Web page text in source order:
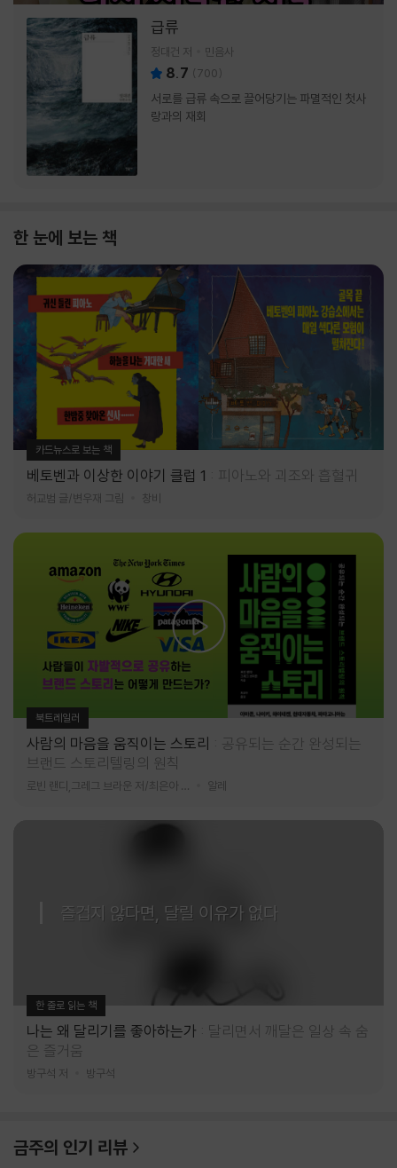
급류
정대건 저 민음사
8.7 (700)
서로를 급류 속으로 끌어당기는 파멸적인 첫사
랑과의 재회
한 눈에 보는 책
카드뉴스로 보는 책
베토벤과 이상한 이야기 클럽 1 피아노와 괴조와 흡혈귀
허교범 글/변우재 그림 창비
북트레일러
사람의 마음을 움직이는 스토리
공유되는 순간 완성되는
브랜드 스토리텔링의 원칙
알레
즐겁지 않다면, 달릴 이유가 없다
한 줄로 읽는 책
나는 왜 달리기를 좋아하는가
달리면서 깨달은 일상 속 숨
은 즐거움
방구석 저 방구석
금주의 인기 리뷰